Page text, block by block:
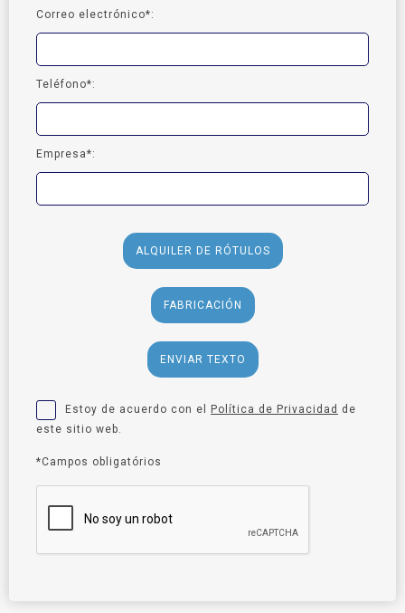
Correo electrónico*:
Teléfono*:
Empresa*:
ALQUILER DE RÓTULOS
FABRICACIÓN
ENVIAR TEXTO
Estoy de acuerdo con el Política de Privacidad de
este sitio web.
*Campos obligatórios